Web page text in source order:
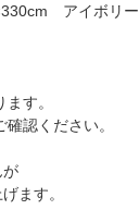
アイボリー
す。
認ください。
が
ます。